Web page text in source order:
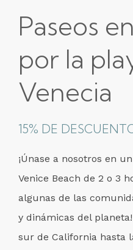
Paseos
por la
Venecia
15% DE
¡Únase a nosotros en
Venice Beach de 2 o 3
algunas de las
y dinámicas del
sur de California hasta